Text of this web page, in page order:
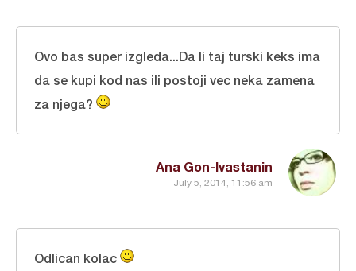
Ana Gon-Ivastanin
July 5, 2014, 11:56 am
Ovo bas super izgleda...Da li taj turski keks ima
da se kupi kod nas ili postoji vec neka zamena
za njega?
Odlican kolac